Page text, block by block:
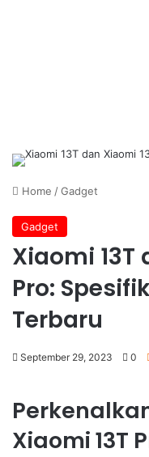
Home /Gadget
Gadget
Xiaomi 13T
Pro:
Terbaru
September 29, 2023 0
Xiaomi 13T